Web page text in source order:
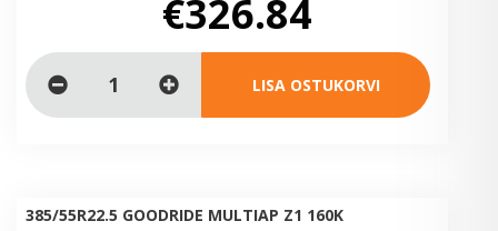
€326.84
LISA OSTUKORVI
385/55R22.5 GOODRIDE MULTIAP Z1 160K